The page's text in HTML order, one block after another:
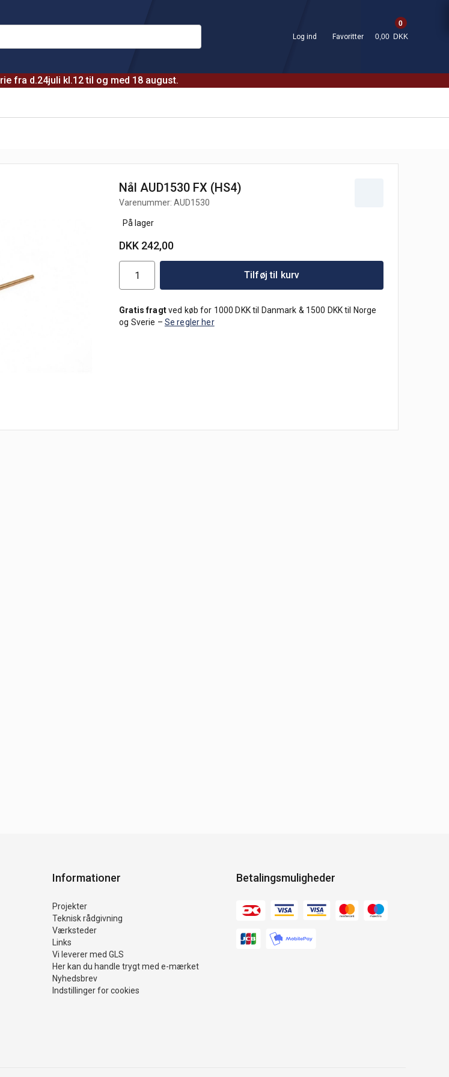
fra d.24juli kl.12 til og med 18 august.
Log ind Favoritter
0
0,00 DKK
Nål AUD1530 FX (HS4)
Varenummer:AUD1530
På lager
DKK 242,00
Tilføj til kurv
Gratis fragtved køb for 1000 DKK til Danmark & 1500 DKK til Norge
og Sverie – Se regler her
Informationer
Projekter
Teknisk rådgivning
Værksteder
Links
Vi leverer med GLS
Her kan du handle trygt med e-mærket
Nyhedsbrev
Indstillinger for cookies
Betalingsmuligheder